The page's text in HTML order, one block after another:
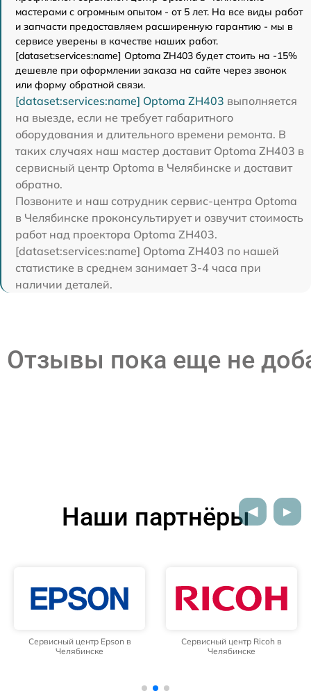
мастерами с огромным опытом - от 5 лет. На все виды работ
и запчасти предоставляем расширенную гарантию - мы в
сервисе уверены в качестве наших работ.
[dataset:services:name] Optoma ZH403 будет стоить на -15%
дешевле при оформлении заказа на сайте через звонок
или форму обратной связи.
[dataset:services:name] Optoma ZH403 выполняется
на выезде, если не требует габаритного
оборудования и длительного времени ремонта. В
таких случаях наш мастер доставит Optoma ZH403 в
сервисный центр Optoma в Челябинске и доставит
обратно.
Позвоните и наш сотрудник сервис-центра Optoma
в Челябинске проконсультирует и озвучит стоимость
работ над проектора Optoma ZH403.
[dataset:services:name] Optoma ZH403 по нашей
статистике в среднем занимает 3-4 часа при
наличии деталей.
Отзывы пока еще не
Наши партнёры
Сервисный центр Epson в
Челябинске
Сервисный центр Ricoh в
Челябинске